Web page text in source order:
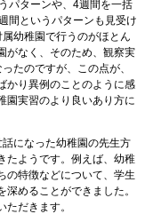
パターンや、4週間を一括
間というパターンも見受け
幼稚園で行うのがほとん
がなく、そのため、観察実
たのですが、この点が、
かり異例のことのように感
園実習のより良いあり方に
になった幼稚園の先生方
たようです。例えば、幼稚
の特徴などについて、学生
めることができました。
だきます。